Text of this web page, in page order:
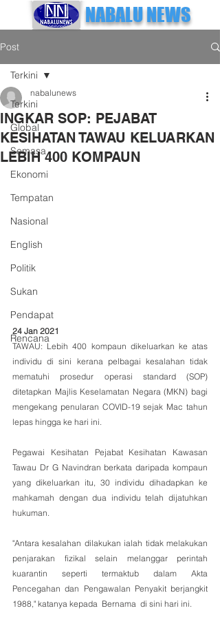
NABALU NEWS
Post
Terkini
Global
Semasa
Ekonomi
Tempatan
Nasional
English
Politik
Sukan
Pendapat
Rencana
Terkini
INGKAR SOP: PEJABAT
KESIHATAN TAWAU KELUARKAN
LEBIH 400 KOMPAUN
nabalunews
24 Jan 2021
TAWAU: Lebih 400 kompaun dikeluarkan ke atas
individu di sini kerana pelbagai kesalahan tidak
mematuhi prosedur operasi standard (SOP)
ditetapkan Majlis Keselamatan Negara (MKN) bagi
mengekang penularan COVID-19 sejak Mac tahun
lepas hingga ke hari ini.
Pegawai Kesihatan Pejabat Kesihatan Kawasan
Tawau Dr G Navindran berkata daripada kompaun
yang dikeluarkan itu, 30 individu dihadapkan ke
mahkamah dengan dua individu telah dijatuhkan
hukuman.
"Antara kesalahan dilakukan ialah tidak melakukan
penjarakan fizikal selain melanggar perintah
kuarantin seperti termaktub dalam Akta
Pencegahan dan Pengawalan Penyakit berjangkit
1988," katanya kepada  Bernama  di sini hari ini.